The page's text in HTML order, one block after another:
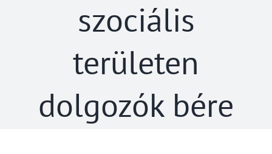
szociális
területen
dolgozók bére